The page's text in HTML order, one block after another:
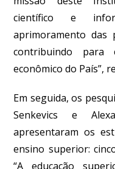
científico e
aprimoramento das
contribuindo para
econômico do País”,
Em seguida, os
Senkevics e
apresentaram os
ensino superior:
“A educação